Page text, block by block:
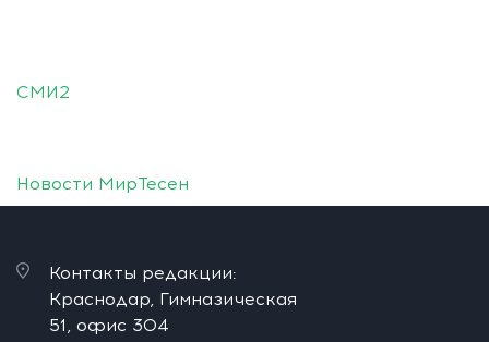
СМИ2
Новости МирТесен
Контакты редакции:
Краснодар, Гимназическая
51, офис 304